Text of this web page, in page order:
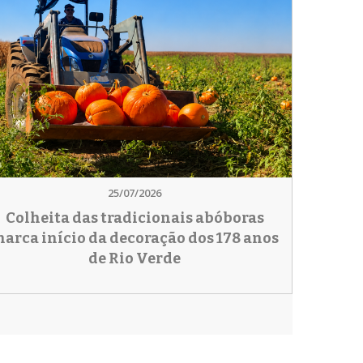
25/07/2026
Colheita das tradicionais abóboras
início da decoração dos 178 anos
de Rio Verde